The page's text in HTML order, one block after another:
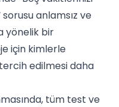
anlamsız ve
yönelik bir
için kimlerle
edilmesi daha
tüm test ve